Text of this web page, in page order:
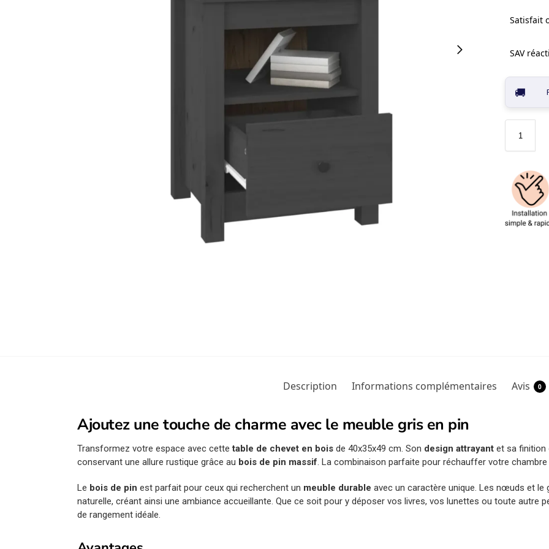
Satisfait
SAV
Description Informations complémentaires Avis 0
Ajoutez une touche de charme avec le meuble gris en pin
Transformez votre espace avec cettetable de chevet en bois de 40x35x49 cm. Son design attrayant et sa finition
conservant une allure rustique grâce au bois de pin massif. La combinaison parfaite pour réchauffer votre
Le bois de pin est parfait pour ceux qui recherchent un meuble durable avec un caractère unique. Les nœuds et
naturelle, créant ainsi une ambiance accueillante. Que ce soit pour y déposer vos livres, vos lunettes ou toute
de rangement idéale.